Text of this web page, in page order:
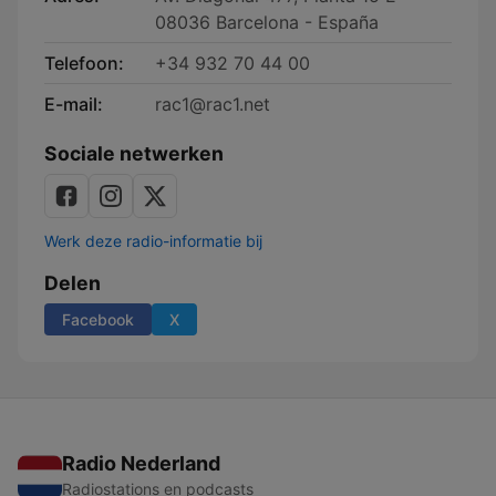
08036 Barcelona - España
Telefoon:
+34 932 70 44 00
E-mail:
rac1@rac1.net
Sociale netwerken
Werk deze radio-informatie bij
Delen
Facebook X
Radio Nederland
Radiostations en podcasts